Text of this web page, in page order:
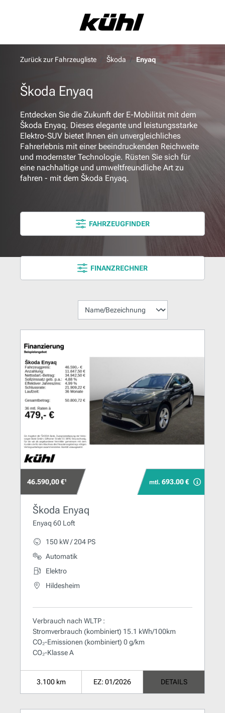
Zurück zur Fahrzeugliste Škoda Enyaq
Škoda Enyaq
Entdecken Sie die Zukunft der E-Mobilität mit dem
Škoda Enyaq. Dieses elegante und leistungsstarke
Elektro-SUV bietet Ihnen ein unvergleichliches
Fahrerlebnis mit einer beeindruckenden Reichweite
und modernster Technologie. Rüsten Sie sich für
eine nachhaltige und umweltfreundliche Art zu
fahren - mit dem Škoda Enyaq.
FAHRZEUGFINDER
FINANZRECHNER
46.590,00 €¹ mtl. 693.00 €
Škoda Enyaq
Enyaq 60 Loft
150 kW / 204 PS
Automatik
Elektro
Hildesheim
Verbrauch nach WLTP :
Stromverbrauch (kombiniert) 15.1 kWh/100km
CO₂-Emissionen (kombiniert) 0 g/km
CO₂-Klasse A
3.100 km EZ: 01/2026 DETAILS